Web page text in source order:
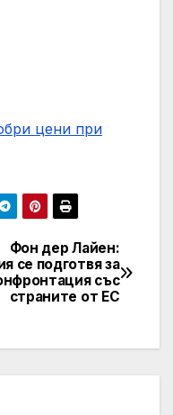
цени при
Фон дер Лайен:
се подготвя за
със
страните от ЕС